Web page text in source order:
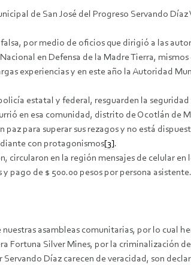
de San José del Progreso Servando
por medio de oficios que dirigió a las
en Defensa de la Madre Tierra,
experiencias y en este año la Autoridad
estatal y federal, resguarden la
en esa comunidad, distrito de Ocotlán de
para superar sus rezagos y no está
con protagonismos[3].
en la región mensajes de celular
pago de $ 500.00 pesos por persona asistente.
asambleas comunitarias, por lo
Fortuna Silver Mines, por la criminalización
Díaz carecen de veracidad, son